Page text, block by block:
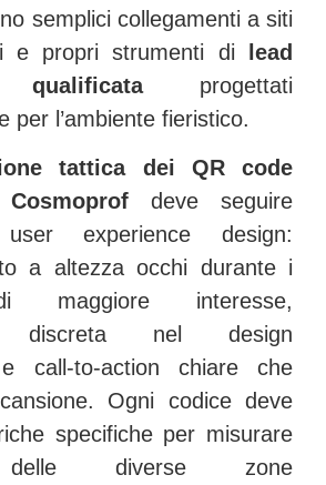
semplici collegamenti a siti
e propri strumenti di
lead
qualificataprogettati
per l’ambiente fieristico.
tattica dei QR code
deve seguire
experience design:
a altezza occhi durante i
maggiore interesse,
discreta nel design
call-to-action chiare che
Ogni codice deve
specifiche per misurare
delle diverse zone